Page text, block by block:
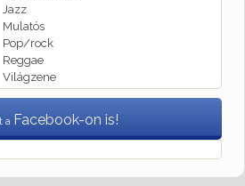
Jazz
Mulatós
Pop/rock
Reggae
Világzene
a Facebook-on is!